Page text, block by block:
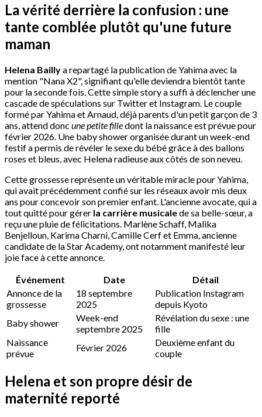
La vérité derrière la confusion : une
tante comblée plutôt qu'une future
maman
Helena Baillya repartagé la publication de Yahima avec la
mention "Nana X2", signifiant qu'elle deviendra bientôt tante
pour la seconde fois. Cette simple story a suffi à déclencher une
cascade de spéculations sur Twitter et Instagram. Le couple
formé par Yahima et Arnaud, déjà parents d'un petit garçon de 3
ans, attend donc une petite filledont la naissance est prévue pour
février 2026. Une baby shower organisée durant un week-end
festif a permis de révéler le sexe du bébé grâce à des ballons
roses et bleus, avec Helena radieuse aux côtés de son neveu.
Cette grossesse représente un véritable miracle pour Yahima,
qui avait précédemment confié sur les réseaux avoir mis deux
ans pour concevoir son premier enfant. L'ancienne avocate, qui a
tout quitté pour gérer la carrière musicalede sa belle-sœur, a
reçu une pluie de félicitations. Marlène Schaff, Malika
Benjelloun, Karima Charni, Camille Cerf et Emma, ancienne
candidate de la Star Academy, ont notamment manifesté leur
joie face à cette annonce.
Événement
Date
Détail
Annonce de la
grossesse
18 septembre
2025
Publication Instagram
depuis Kyoto
Baby shower
Week-end
septembre 2025
Révélation du sexe : une
fille
Naissance
prévue
Février 2026
Deuxième enfant du
couple
Helena et son propre désir de
maternité reporté